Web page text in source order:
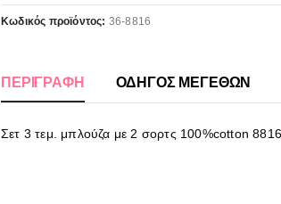
Κωδικός προϊόντος: 36-8816
ΠΕΡΙΓΡΑΦΉ ΟΔΗΓΟΣ ΜΕΓΕΘΩΝ
Σετ 3 τεμ. μπλούζα με 2 σορτς 100%cotton 8816